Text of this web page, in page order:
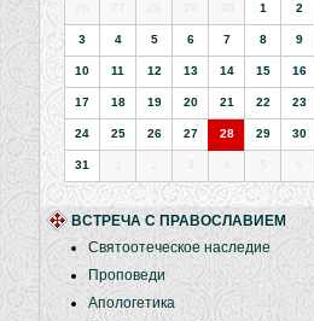
1 2
3 4 5 6 7 8 9
10 11 12 13 14 15 16
17 18 19 20 21 22 23
24 25 26 27 28 29 30
31
ВСТРЕЧА С ПРАВОСЛАВИЕМ
Святоотеческое наследие
Проповеди
Апологетика